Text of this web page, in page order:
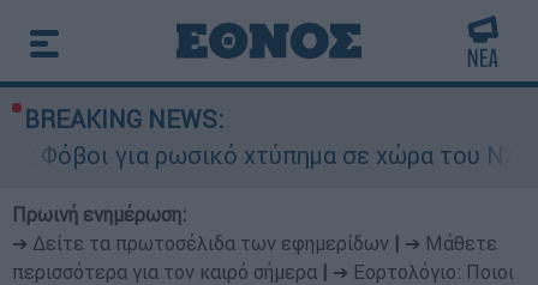
BREAKING NEWS:
χτύπημα σε χώρα του ΝΑΤΟ - Τα βασικά
Πρωινή ενημέρωση:
➔ Δείτε τα πρωτοσέλιδα των εφημερίδων
➔ Μάθετε
περισσότερα για τον καιρό σήμερα
➔ Εορτολόγιο: Ποιοι